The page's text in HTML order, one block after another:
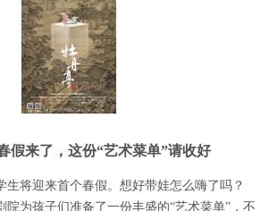
假来了，这份“艺术菜单”请收好
生将迎来首个春假。想好带娃怎么嗨了吗？
院为孩子们准备了一份丰盛的“艺术菜单”，不